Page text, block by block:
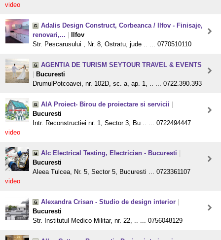
video
Adalis Design Construct, Corbeanca / Ilfov - Finisaje,
renovari,...
Ilfov
Str. Pescarusului , Nr. 8, Ostratu, jude .. ... 0770510110
AGENTIA DE TURISM SEYTOUR TRAVEL & EVENTS
Bucuresti
DrumulPotcoavei, nr. 102D, sc. a, ap. 1, .. ... 0722.390.393
AIA Proiect- Birou de proiectare si servicii
Bucuresti
Intr. Reconstructiei nr. 1, Sector 3, Bu .. ... 0722494447
video
Alc Electrical Testing, Electrician - Bucuresti
Bucuresti
Aleea Tulcea, Nr. 5, Sector 5, Bucuresti ... 0723361107
video
Alexandra Crisan - Studio de design interior
Bucuresti
Str. Institutul Medico Militar, nr. 22, .. ... 0756048129